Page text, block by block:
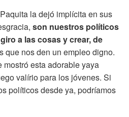
la dejó implícita en sus
son nuestros políticos
a las cosas y crear, de
que nos den un empleo digno.
mostró esta adorable yaya
valírio para los jóvenes. Si
políticos desde ya, podríamos